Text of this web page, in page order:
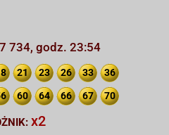
734, godz. 23:54
21 23 26 33 36
60 64 66 67 70
x2